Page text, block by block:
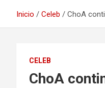
Inicio Celeb ChoA
CELEB
ChoA